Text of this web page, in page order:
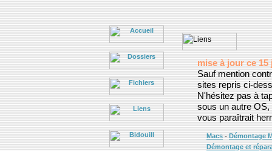
mise à jour ce 15
Sauf mention
sites repris ci-
N'hésitez pas à
sous un autre
vous paraîtrait
Macs-Démontage
Démontage et